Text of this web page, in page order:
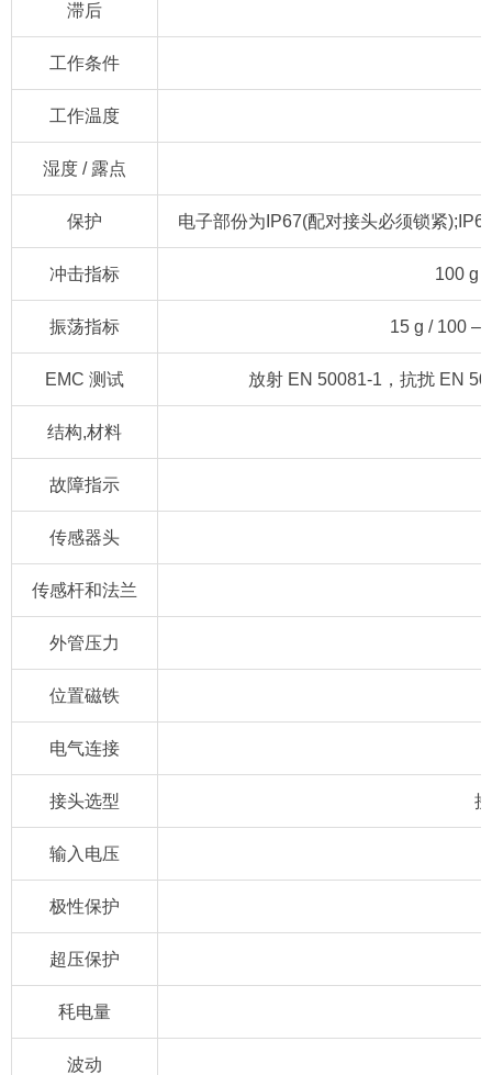
滞后
工作条件
工作温度
湿度 / 露点
保护 电子部份为IP67(配对接头必须锁紧
冲击指标 100 g
振荡指标 15 g / 100 –
EMC 测试 放射 EN 50081-1，抗扰 EN
结构,材料
故障指示
传感器头
传感杆和法兰
外管压力
位置磁铁
电气连接
接头选型
输入电压
极性保护
超压保护
秏电量
波动